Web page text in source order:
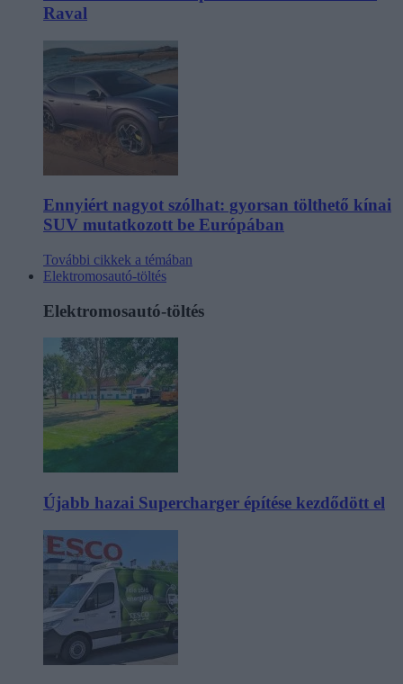
Raval
Ennyiért nagyot szólhat: gyorsan tölthető kínai
SUV mutatkozott be Európában
További cikkek a témában
Elektromosautó-töltés
Elektromosautó-töltés
Újabb hazai Supercharger építése kezdődött el